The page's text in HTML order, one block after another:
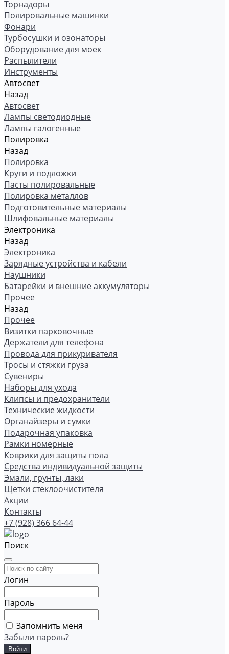
Торнадоры
Полировальные машинки
Фонари
Турбосушки и озонаторы
Оборудование для моек
Распылители
Инструменты
Автосвет
Назад
Автосвет
Лампы светодиодные
Лампы галогенные
Полировка
Назад
Полировка
Круги и подложки
Пасты полировальные
Полировка металлов
Подготовительные материалы
Шлифовальные материалы
Электроника
Назад
Электроника
Зарядные устройства и кабели
Наушники
Батарейки и внешние аккумуляторы
Прочее
Назад
Прочее
Визитки парковочные
Держатели для телефона
Провода для прикуривателя
Тросы и стяжки груза
Сувениры
Наборы для ухода
Клипсы и предохранители
Технические жидкости
Органайзеры и сумки
Подарочная упаковка
Рамки номерные
Коврики для защиты пола
Средства индивидуальной защиты
Эмали, грунты, лаки
Щетки стеклоочистителя
Акции
Контакты
+7 (928) 366 64-44
Поиск
Логин
Пароль
Запомнить меня
Забыли пароль?